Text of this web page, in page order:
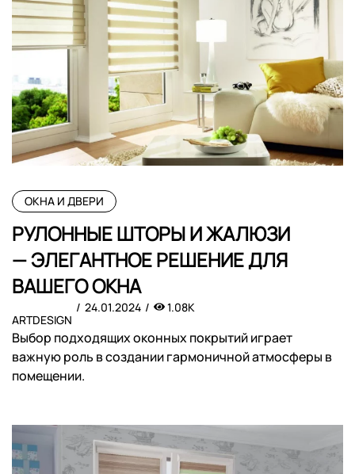
ОКНА И ДВЕРИ
РУЛОННЫЕ ШТОРЫ И ЖАЛЮЗИ
— ЭЛЕГАНТНОЕ РЕШЕНИЕ ДЛЯ
ВАШЕГО ОКНА
ARTDESIGN
24.01.2024 1.08K
Выбор подходящих оконных покрытий играет
важную роль в создании гармоничной атмосферы в
помещении.